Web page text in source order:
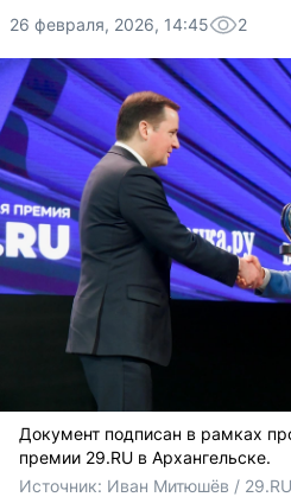
26 февраля, 2026, 14:45 2
Документ подписан в рамках
премии 29.RU в Архангельске.
Источник: Иван Митюшёв / 29.RU